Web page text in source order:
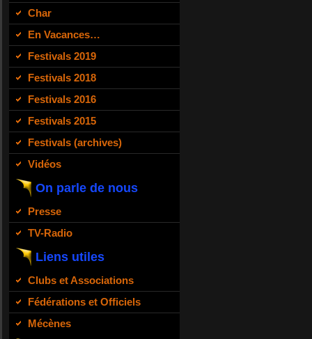
Char
En Vacances…
Festivals 2019
Festivals 2018
Festivals 2016
Festivals 2015
Festivals (archives)
Vidéos
On parle de nous
Presse
TV-Radio
Liens utiles
Clubs et Associations
Fédérations et Officiels
Mécènes